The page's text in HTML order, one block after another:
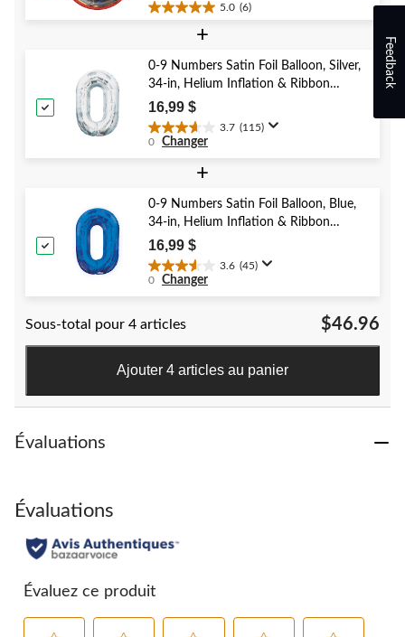
5.0 (6)
5.0
5.
6
évaluations
+
0-9 Numbers Satin Foil Balloon, Silver,
34-in, Helium Inflation & Ribbon
Included for Birthday/Graduation/New
Year's Eve/Anniversary
16,99 $
3.7 (115)
3.7
étoile(s)
115
évaluations
0 Changer
+
0-9 Numbers Satin Foil Balloon, Blue,
34-in, Helium Inflation & Ribbon
Included for Birthday/Graduation/New
Year's Eve/Anniversary
16,99 $
3.6 (45)
3.6
étoile(s)
5.
0 Changer
Sous-total pour 4 articles $46.96
Ajouter 4 articles au panier
Évaluations
Évaluations
Évaluez ce produit
Feedback